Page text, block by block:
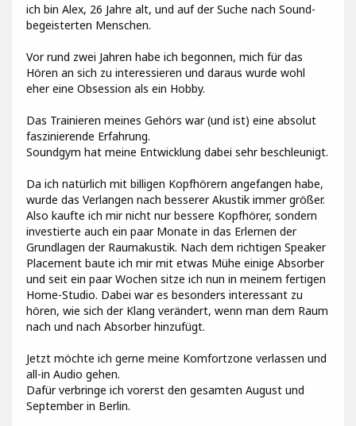
ich bin Alex, 26 Jahre alt, und auf der Suche nach Sound-
begeisterten Menschen.
Vor rund zwei Jahren habe ich begonnen, mich für das
Hören an sich zu interessieren und daraus wurde wohl
eher eine Obsession als ein Hobby.
Das Trainieren meines Gehörs war (und ist) eine absolut
faszinierende Erfahrung.
Soundgym hat meine Entwicklung dabei sehr beschleunigt.
Da ich natürlich mit billigen Kopfhörern angefangen habe,
wurde das Verlangen nach besserer Akustik immer größer.
Also kaufte ich mir nicht nur bessere Kopfhörer, sondern
investierte auch ein paar Monate in das Erlernen der
Grundlagen der Raumakustik. Nach dem richtigen Speaker
Placement baute ich mir mit etwas Mühe einige Absorber
und seit ein paar Wochen sitze ich nun in meinem fertigen
Home-Studio. Dabei war es besonders interessant zu
hören, wie sich der Klang verändert, wenn man dem Raum
nach und nach Absorber hinzufügt.
Jetzt möchte ich gerne meine Komfortzone verlassen und
all-in Audio gehen.
Dafür verbringe ich vorerst den gesamten August und
September in Berlin.